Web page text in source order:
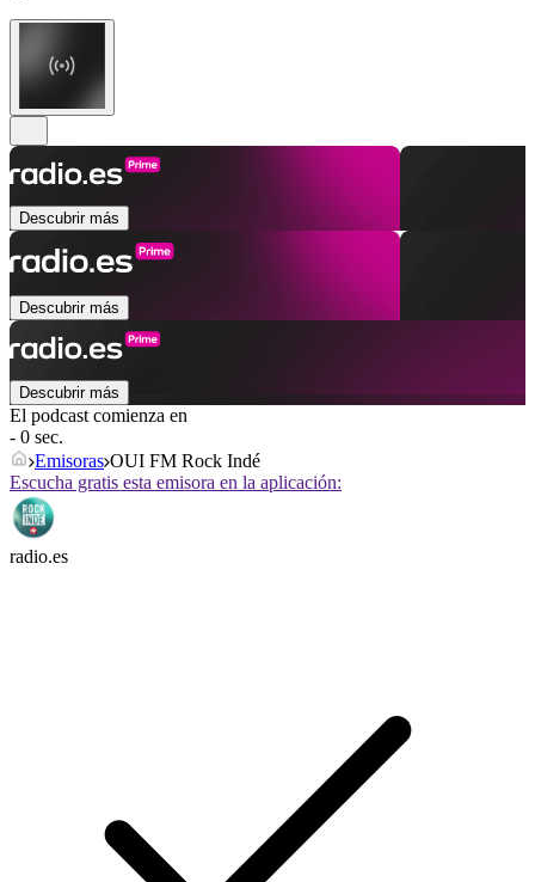
Descubrir más
Descubrir más
Descubrir más
El podcast comienza en
- 0 sec.
Emisoras OUI FM Rock Indé
Escucha gratis esta emisora en la aplicación:
radio.es